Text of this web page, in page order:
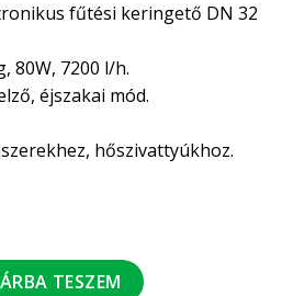
fűtési keringető DN 32
80W, 7200 l/h.
éjszakai mód.
hőszivattyúkhoz.
fűtési szivattyú
TESZEM